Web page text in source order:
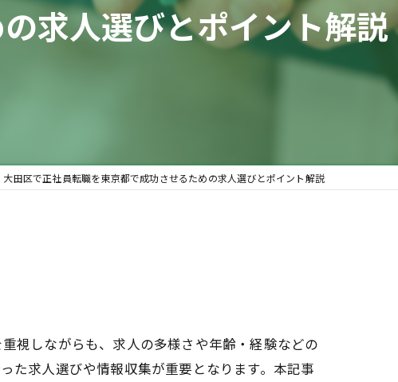
エアコン
求人選びとポイント解説
大田区で正社員転職を東京都で成功させるための求人選びとポイント解説
視しながらも、求人の多様さや年齢・経験などの
た求人選びや情報収集が重要となります。本記事